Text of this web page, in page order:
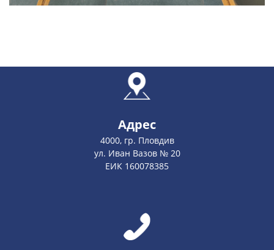
Адрес
4000, гр. Пловдив
ул. Иван Вазов № 20
ЕИК 160078385